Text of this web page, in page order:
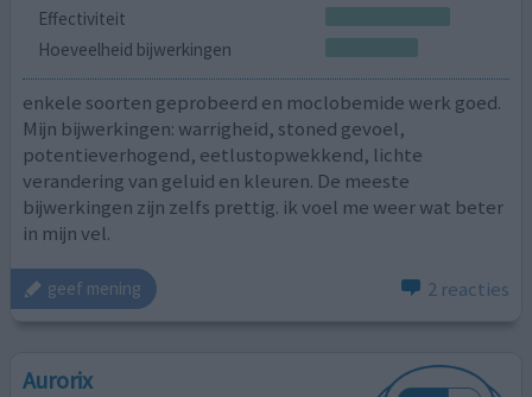
Effectiviteit
Hoeveelheid bijwerkingen
enkele soorten geprobeerd en moclobemide werk goed.
Mijn bijwerkingen: warrigheid, stoned gevoel,
potentieverhogend, eetlustopwekkend, lichte
verandering van geluid en kleuren. De meeste
bijwerkingen zijn zelfs prettig. ik voel me weer wat beter
in mijn vel.
geef mening 2 reacties
Aurorix